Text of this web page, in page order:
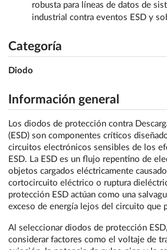
robusta para líneas de datos de
industrial contra eventos ESD y
Categoría
Diodo
Información general
Los diodos de protección contra
(ESD) son componentes críticos
circuitos electrónicos sensibles de los
ESD. La ESD es un flujo repentino de
objetos cargados eléctricamente
cortocircuito eléctrico o ruptura
protección ESD actúan como una
exceso de energía lejos del circuito que
Al seleccionar diodos de protección
considerar factores como el voltaje de